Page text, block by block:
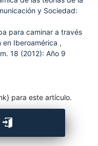
y Sociedad:
para caminar a través
Iberoamérica ,
18 (2012): Año 9
para este artículo.